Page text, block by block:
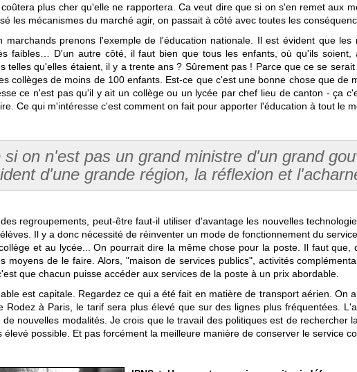
plus cher qu'elle ne rapportera. Ca veut dire que si on s'en remet aux
les mécanismes du marché agir, on passait à côté avec toutes les
marchands prenons l'exemple de l'éducation nationale. Il est évident que
faibles… D'un autre côté, il faut bien que tous les enfants, où qu'ils
telles qu'elles étaient, il y a trente ans ? Sûrement pas ! Parce que ce se
collèges de moins de 100 enfants. Est-ce que c'est une bonne chose que
ce n'est pas qu'il y ait un collège ou un lycée par chef lieu de canton - ça
Ce qui m'intéresse c'est comment on fait pour apporter l'éducation à tout le
si on n'est pas un grand ministre d'un grand
d'une grande région, la réflexion et
regroupements, peut-être faut-il utiliser d'avantage les nouvelles
Il y a donc nécessité de réinventer un mode de fonctionnement du
et au lycée... On pourrait dire la même chose pour la poste. Il faut
moyens de le faire. Alors, "maison de services publics", activités
que chacun puisse accéder aux services de la poste à un prix abordable.
est capitale. Regardez ce qui a été fait en matière de transport aérien.
Rodez à Paris, le tarif sera plus élevé que sur des lignes plus fréquentées.
nouvelles modalités. Je crois que le travail des politiques est de
élevé possible. Et pas forcément la meilleure manière de conserver le service